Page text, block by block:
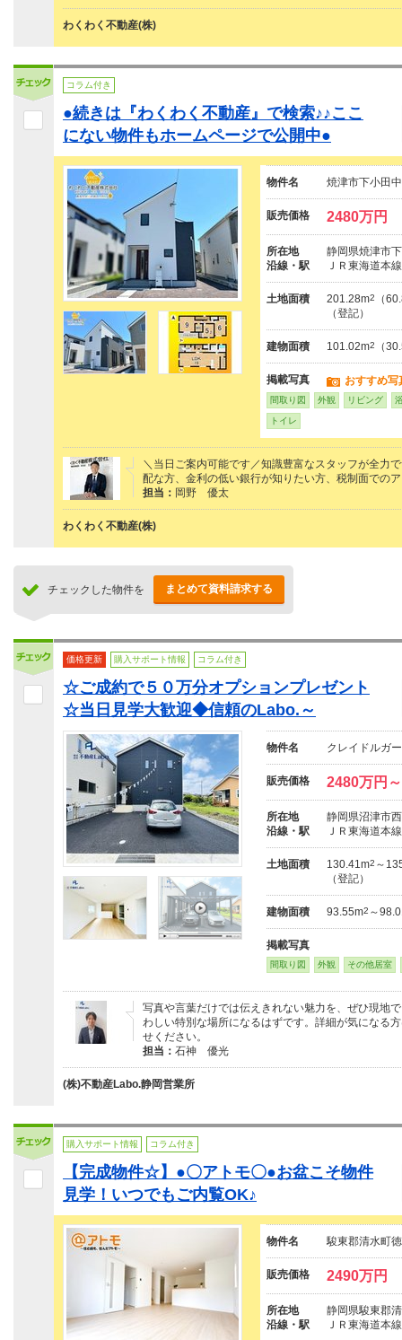
わくわく不動産(株)
コラム付き
●続きは『わくわく不動産』で検索♪♪ここ
にない物件もホームページで公開中●
物件名 焼津市下小田
販売価格 2480万円
所在地
静岡県焼津市
沿線・駅
ＪＲ東海道本
土地面積 201.28m2
（
（登記）
建物面積 101.02m2 （
掲載写真 おすすめ写
間取り図 外観 リビング
トイレ
＼当日ご案内可能です／知識豊富なスタッフが全力
配な方、金利の低い銀行が知りたい方、税制面での
担当： 岡野 優太
わくわく不動産(株)
チェックした物件を まとめて資料請求する
価格更新 購入サポート情報 コラム付き
☆ご成約で５０万分オプションプレゼント
☆当日見学大歓迎◆信頼のLabo.～
物件名 クレイドルガ
販売価格 2480万円
所在地
静岡県沼津市
沿線・駅
ＪＲ東海道本
土地面積 130.41m2 ～
（登記）
建物面積 93.55m2 ～
掲載写真
間取り図 外観 その他居室
写真や言葉だけでは伝えきれない魅力を、ぜひ現地
わしい特別な場所になるはずです。詳細が気になる
せください。
担当： 石神 優光
(株)不動産Labo.静岡営業所
購入サポート情報 コラム付き
【完成物件☆】●〇アトモ〇●お盆こそ物件
見学！いつでもご内覧OK♪
物件名 駿東郡清水町
販売価格 2490万円
所在地
静岡県駿東郡
沿線・駅
ＪＲ東海道本